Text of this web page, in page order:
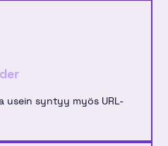
usein syntyy myös URL-